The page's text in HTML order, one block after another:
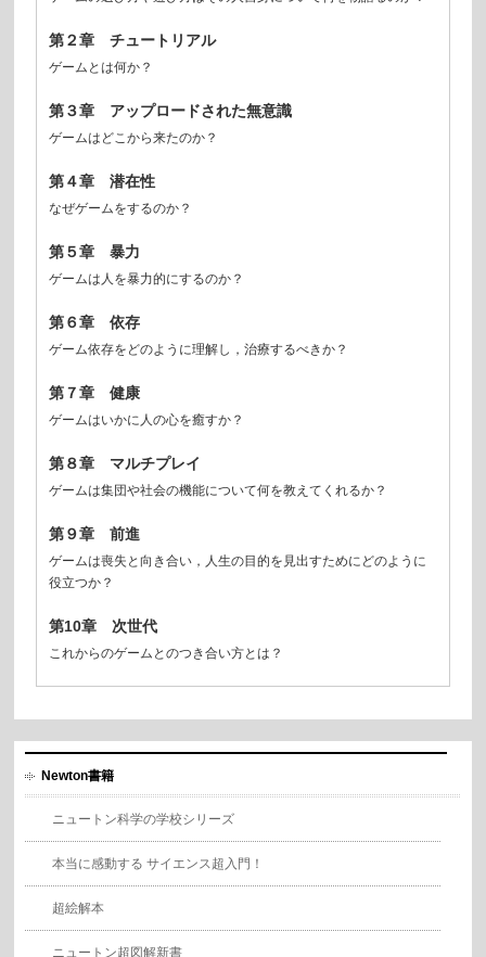
第２章 チュートリアル
ゲームとは何か？
第３章 アップロードされた無意識
ゲームはどこから来たのか？
第４章 潜在性
なぜゲームをするのか？
第５章 暴力
ゲームは人を暴力的にするのか？
第６章 依存
ゲーム依存をどのように理解し，治療するべきか？
第７章 健康
ゲームはいかに人の心を癒すか？
第８章 マルチプレイ
ゲームは集団や社会の機能について何を教えてくれるか？
第９章 前進
ゲームは喪失と向き合い，人生の目的を見出すためにどのように
役立つか？
第10章 次世代
これからのゲームとのつき合い方とは？
Newton書籍
ニュートン科学の学校シリーズ
本当に感動する サイエンス超入門！
超絵解本
ニュートン超図解新書